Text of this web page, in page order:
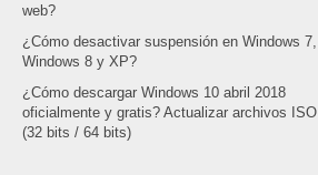
web?
¿Cómo desactivar suspensión en Windows 7,
Windows 8 y XP?
¿Cómo descargar Windows 10 abril 2018
oficialmente y gratis? Actualizar archivos ISO
(32 bits / 64 bits)